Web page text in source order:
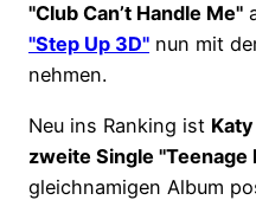
"Club Can’t Handle Me"
"Step Up 3D" nun mit
nehmen.
Neu ins Ranking ist
zweite Single "Teenage
gleichnamigen Album